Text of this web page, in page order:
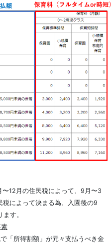
12月の住民税によって、9月〜3
税によって決まる為、入園後の9
す。
「所得割額」が元々支払うべき金